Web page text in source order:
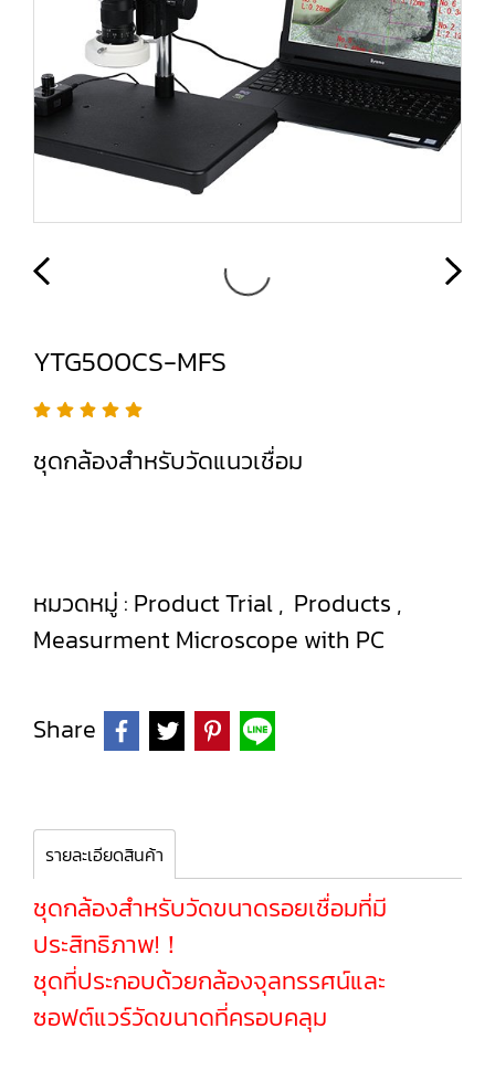
YTG500CS-MFS
ชุดกล้องสำหรับวัดแนวเชื่อม
หมวดหมู่ : Product Trial, Products ,
Measurment Microscope with PC
Share
รายละเอียดสินค้า
ชุดกล้องสำหรับวัดขนาดรอยเชื่อมที่มี
ประสิทธิภาพ!！
ชุดที่ประกอบด้วยกล้องจุลทรรศน์และ
ซอฟต์แวร์วัดขนาดที่ครอบคลุม